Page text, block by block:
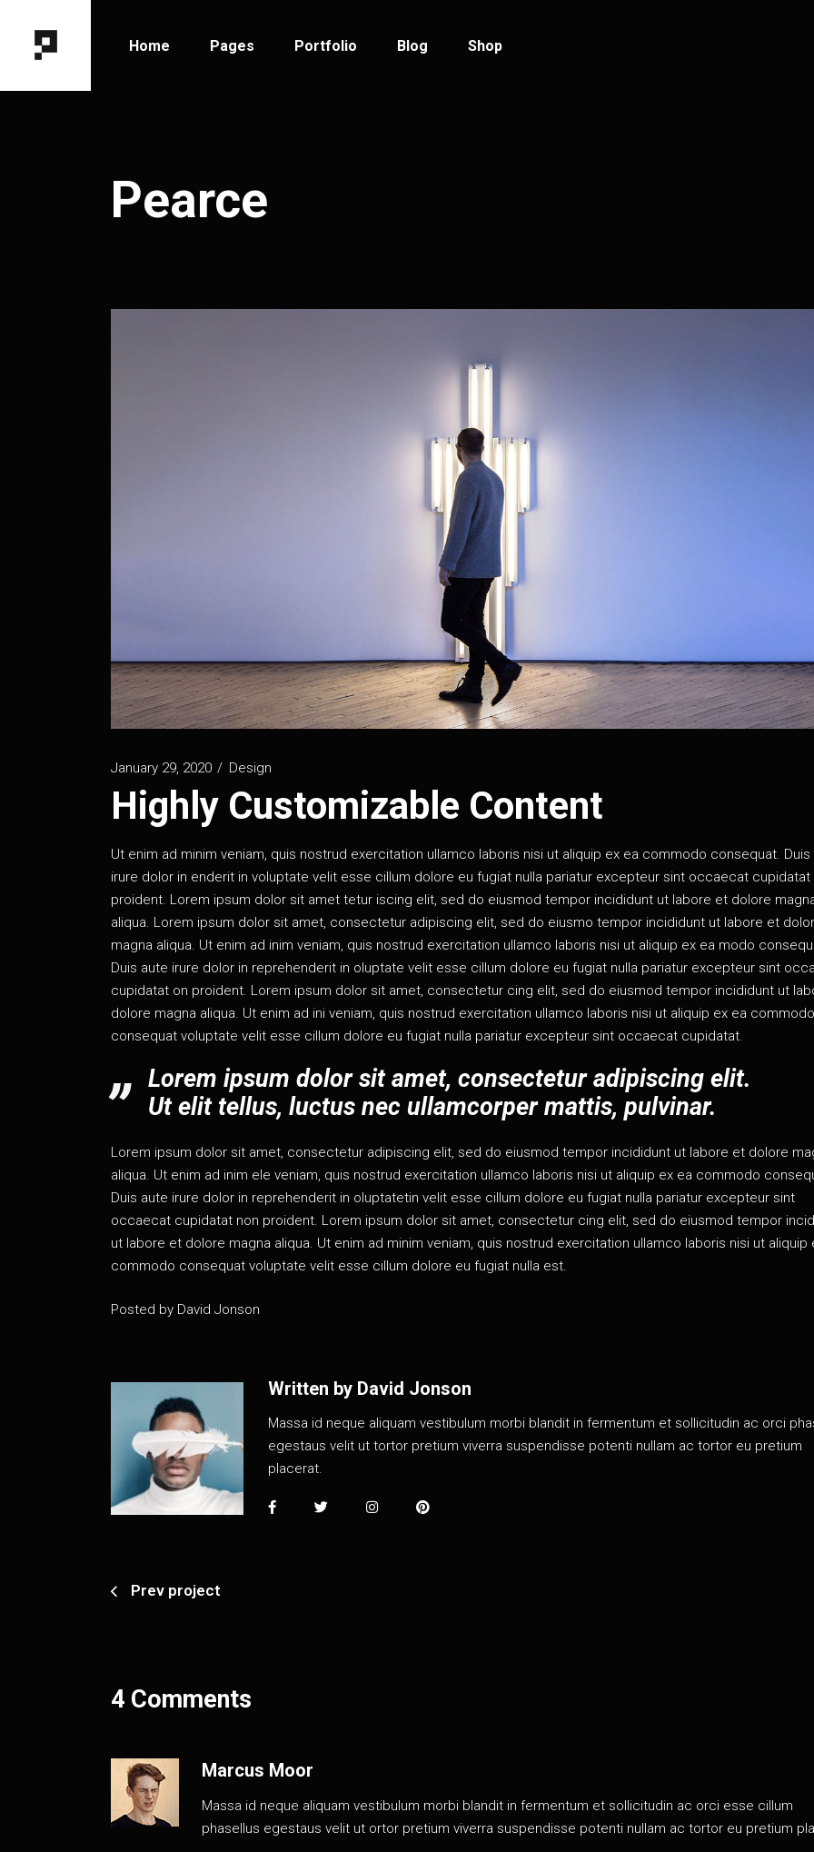
Home
Designer Portfolio
Fixed Project Slider
Pages
Our Team
Contact Us
Portfolio Blog Shop
Pearce
January 29, 2020 Design
Highly Customizable Content
Ut enim ad minim veniam, quis nostrud exercitation ullamco laboris nisi ut aliquip ex ea commodo consequat. Duis
irure dolor in enderit in voluptate velit esse cillum dolore eu fugiat nulla pariatur excepteur sint occaecat cupidatat
proident. Lorem ipsum dolor sit amet tetur iscing elit, sed do eiusmod tempor incididunt ut labore et dolore
aliqua. Lorem ipsum dolor sit amet, consectetur adipiscing elit, sed do eiusmo tempor incididunt ut labore et
magna aliqua. Ut enim ad inim veniam, quis nostrud exercitation ullamco laboris nisi ut aliquip ex ea modo
Duis aute irure dolor in reprehenderit in oluptate velit esse cillum dolore eu fugiat nulla pariatur excepteur sint
cupidatat on proident. Lorem ipsum dolor sit amet, consectetur cing elit, sed do eiusmod tempor incididunt ut
dolore magna aliqua. Ut enim ad ini veniam, quis nostrud exercitation ullamco laboris nisi ut aliquip ex ea commodo
consequat voluptate velit esse cillum dolore eu fugiat nulla pariatur excepteur sint occaecat cupidatat.
Lorem ipsum dolor sit amet, consectetur adipiscing elit.
Ut elit tellus, luctus nec ullamcorper mattis, pulvinar.
Lorem ipsum dolor sit amet, consectetur adipiscing elit, sed do eiusmod tempor incididunt ut labore et dolore
aliqua. Ut enim ad inim ele veniam, quis nostrud exercitation ullamco laboris nisi ut aliquip ex ea commodo
Duis aute irure dolor in reprehenderit in oluptatetin velit esse cillum dolore eu fugiat nulla pariatur excepteur sint
occaecat cupidatat non proident. Lorem ipsum dolor sit amet, consectetur cing elit, sed do eiusmod tempor
ut labore et dolore magna aliqua. Ut enim ad minim veniam, quis nostrud exercitation ullamco laboris nisi ut aliquip
commodo consequat voluptate velit esse cillum dolore eu fugiat nulla est.
Posted by David Jonson
Written by David Jonson
Massa id neque aliquam vestibulum morbi blandit in fermentum et sollicitudin ac orci
egestaus velit ut tortor pretium viverra suspendisse potenti nullam ac tortor eu pretium
placerat.
Prev project
4 Comments
Marcus Moor
Massa id neque aliquam vestibulum morbi blandit in fermentum et sollicitudin ac orci esse cillum
phasellus egestaus velit ut ortor pretium viverra suspendisse potenti nullam ac tortor eu pretium